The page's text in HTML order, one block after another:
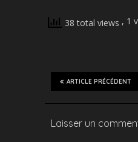
38 total views , 1
ARTICLE PRÉCÉDENT
Laisser un